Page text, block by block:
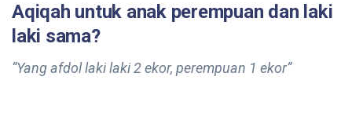
Aqiqah untuk anak perempuan dan laki
laki sama?
“Yang afdol laki laki 2 ekor, perempuan 1 ekor”